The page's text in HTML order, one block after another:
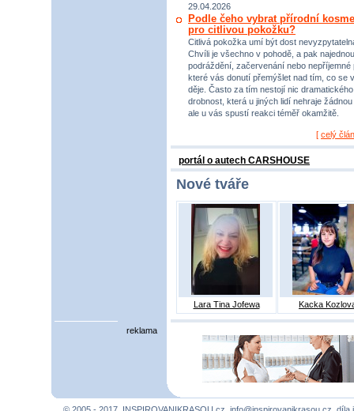
29.04.2026
Podle čeho vybrat přírodní
pro citlivou pokožku?
Citlivá pokožka umí být dost
Chvíli je všechno v pohodě, a pak
podráždění, začervenání nebo nepříjemné
které vás donutí přemýšlet nad tím, co se
děje. Často za tím nestojí nic
drobnost, která u jiných lidí nehraje žádnou
ale u vás spustí reakci téměř okamžitě.
[ celý
portál o autech CARSHOUSE
Nové tváře
Lara Tina Jofewa Kacka
reklama